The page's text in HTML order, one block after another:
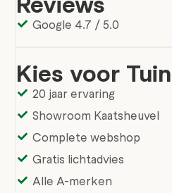
Google 4.7 / 5.0
Kies voor
20 jaar ervaring
Showroom Kaatsheuvel
Complete webshop
Gratis lichtadvies
Alle A-merken